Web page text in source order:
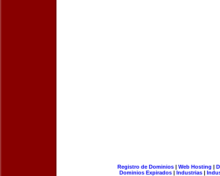
Registro de Dominios| Web Hosting |
Dominios Expirados | Industrias |